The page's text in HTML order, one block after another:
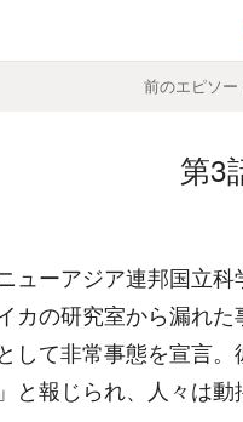
前のエピソー
第3
ューアジア連邦国立
カの研究室から漏れ
して非常事態を宣言
と報じられ、人々は動